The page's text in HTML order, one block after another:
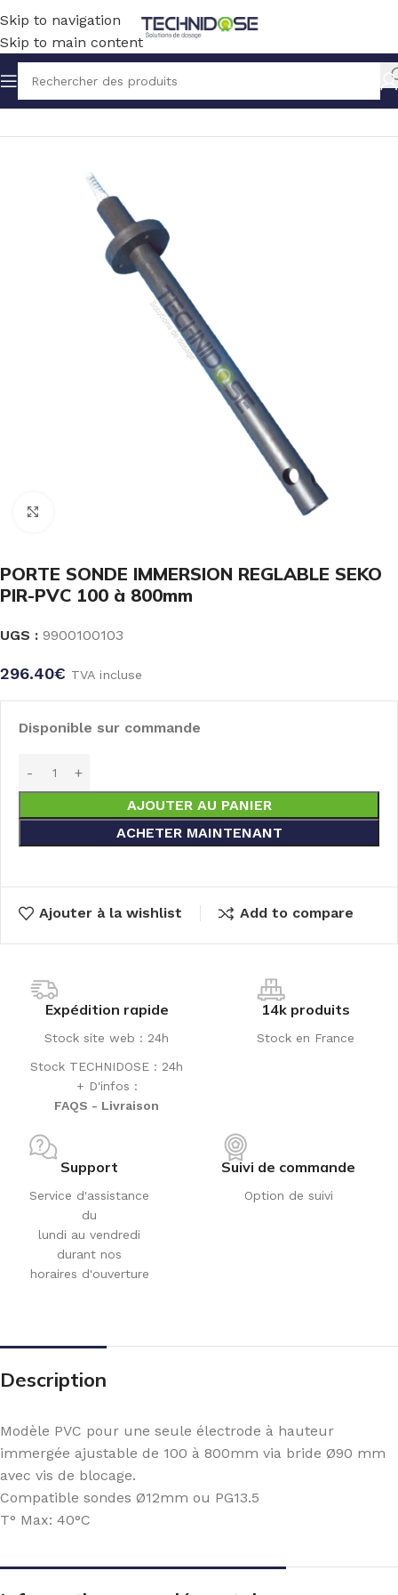
Skip to navigation
Skip to main content
Accueil TRAITEMENT EAU MESURE PORTES SONDES
PORTE SONDE IMMERSION REGLABLE SEKO
PIR-PVC 100 à 800mm
UGS : 9900100103
296.40€ TVA incluse
Disponible sur commande
AJOUTER AU PANIER
ACHETER MAINTENANT
Ajouter à la wishlist Add to compare
Expédition rapide
Stock site web : 24h
Stock TECHNIDOSE : 24h
+ D'infos :
FAQS - Livraison
14k produits
Stock en France
Support
Service d'assistance
du
lundi au vendredi
durant nos
horaires d'ouverture
Suivi de commande
Option de suivi
Description
Modèle PVC pour une seule électrode à hauteur
immergée ajustable de 100 à 800mm via bride Ø90 mm
avec vis de blocage.
Compatible sondes Ø12mm ou PG13.5
T° Max: 40°C